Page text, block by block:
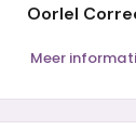
Oorlel
Meer